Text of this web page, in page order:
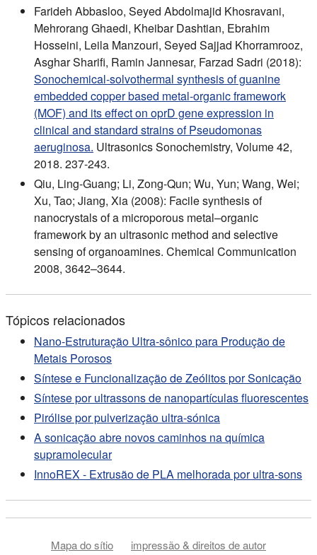
Farideh Abbasloo, Seyed Abdolmajid Khosravani,
Mehrorang Ghaedi, Kheibar Dashtian, Ebrahim
Hosseini, Leila Manzouri, Seyed Sajjad Khorramrooz,
Asghar Sharifi, Ramin Jannesar, Farzad Sadri (2018):
Sonochemical-solvothermal synthesis of guanine
embedded copper based metal-organic framework
(MOF) and its effect on oprD gene expression in
clinical and standard strains of Pseudomonas
aeruginosa. Ultrasonics Sonochemistry, Volume 42,
2018. 237-243.
Qiu, Ling-Guang; Li, Zong-Qun; Wu, Yun; Wang, Wei;
Xu, Tao; Jiang, Xia (2008): Facile synthesis of
nanocrystals of a microporous metal–organic
framework by an ultrasonic method and selective
sensing of organoamines. Chemical Communication
2008, 3642–3644.
Tópicos relacionados
Nano-Estruturação Ultra-sônico para Produção de
Metais Porosos
Síntese e Funcionalização de Zeólitos por Sonicação
Síntese por ultrassons de nanopartículas fluorescentes
Pirólise por pulverização ultra-sónica
A sonicação abre novos caminhos na química
supramolecular
InnoREX - Extrusão de PLA melhorada por ultra-sons
Mapa do sítio impressão & direitos de autor